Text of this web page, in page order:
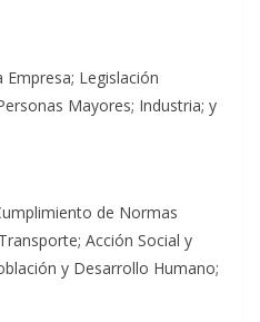
Legislación
Mayores; Industria; y
de Normas
Acción Social y
y Desarrollo Humano;